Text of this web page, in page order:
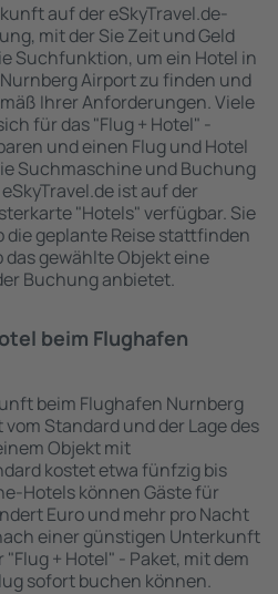
auf der eSkyTravel.de-
mit der Sie Zeit und Geld
Suchfunktion, um ein Hotel in
Airport zu finden und
Ihrer Anforderungen. Viele
für das "Flug + Hotel" -
und einen Flug und Hotel
Suchmaschine und Buchung
ist auf der
"Hotels" verfügbar. Sie
die geplante Reise stattfinden
das gewählte Objekt eine
Buchung anbietet.
beim Flughafen
beim Flughafen Nurnberg
Standard und der Lage des
Objekt mit
kostet etwa fünfzig bis
Hotels können Gäste für
Euro und mehr pro Nacht
einer günstigen Unterkunft
+ Hotel" - Paket, mit dem
sofort buchen können.